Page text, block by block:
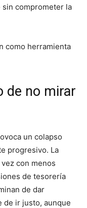
sin comprometer la
como herramienta
de no mirar
un colapso
progresivo. La
con menos
de tesorería
de dar
de ir justo, aunque